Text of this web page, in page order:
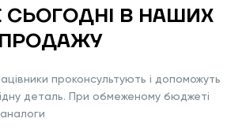
СЬОГОДНІ В НАШИХ
проконсультують і допоможуть
деталь. При обмеженому бюджеті
аналоги